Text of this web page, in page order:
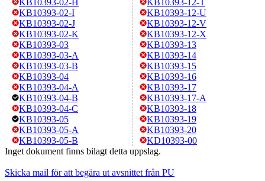
KB10393-02-I
KB10393-02-J
KB10393-02-K
KB10393-03
KB10393-03-A
KB10393-03-B
KB10393-04
KB10393-04-A
KB10393-04-B
KB10393-04-C
KB10393-05
KB10393-05-A
KB10393-05-B
KB10393-12-U
KB10393-12-V
KB10393-12-X
KB10393-13
KB10393-14
KB10393-15
KB10393-16
KB10393-17
KB10393-17-A
KB10393-18
KB10393-19
KB10393-20
KD10393-00
Inget dokument finns bilagt detta uppslag.
Skicka mail för att begära ut avsnittet från PU